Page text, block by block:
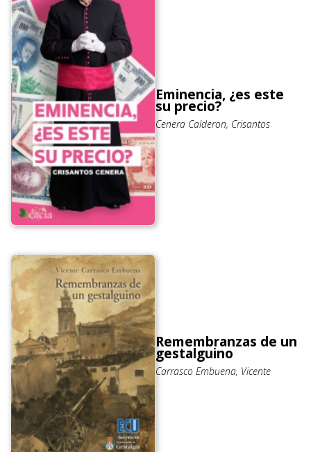
Eminencia, ¿es este
su precio?
Cenera Calderon, Crisantos
Remembranzas de un
gestalguino
Carrasco Embuena, Vicente